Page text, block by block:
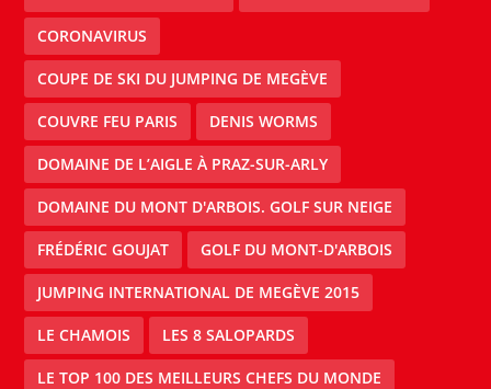
CORONAVIRUS
COUPE DE SKI DU JUMPING DE MEGÈVE
COUVRE FEU PARIS DENIS WORMS
DOMAINE DE L’AIGLE À PRAZ-SUR-ARLY
DOMAINE DU MONT D'ARBOIS. GOLF SUR NEIGE
FRÉDÉRIC GOUJAT GOLF DU MONT-D'ARBOIS
JUMPING INTERNATIONAL DE MEGÈVE 2015
LE CHAMOIS LES 8 SALOPARDS
LE TOP 100 DES MEILLEURS CHEFS DU MONDE